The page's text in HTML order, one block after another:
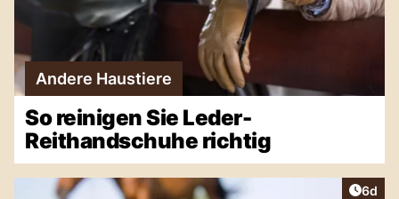
Andere Haustiere
So reinigen Sie Leder-
Reithandschuhe richtig
6d